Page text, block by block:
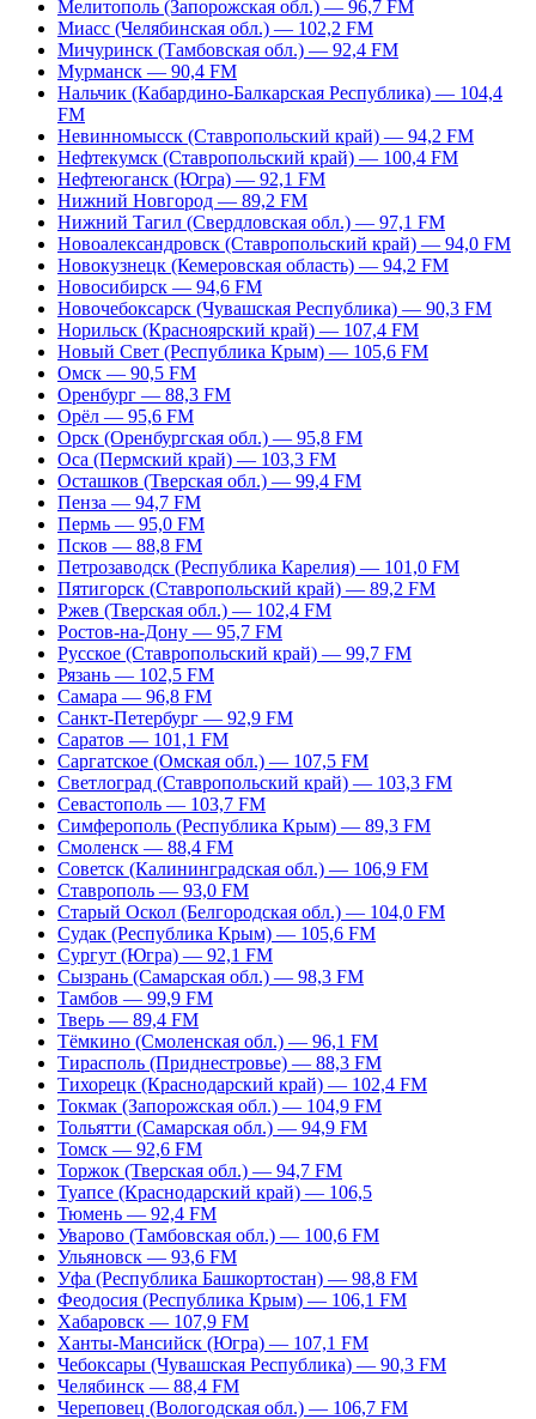
Мелитополь (Запорожская обл.) — 96,7 FM
Миасс (Челябинская обл.) — 102,2 FM
Мичуринск (Тамбовская обл.) — 92,4 FM
Мурманск — 90,4 FM
Нальчик (Кабардино-Балкарская Республика) — 104,4
FM
Невинномысск (Ставропольский край) — 94,2 FM
Нефтекумск (Ставропольский край) — 100,4 FM
Нефтеюганск (Югра) — 92,1 FM
Нижний Новгород — 89,2 FM
Нижний Тагил (Свердловская обл.) — 97,1 FM
Новоалександровск (Ставропольский край) — 94,0 FM
Новокузнецк (Кемеровская область) — 94,2 FM
Новосибирск — 94,6 FM
Новочебоксарск (Чувашская Республика) — 90,3 FM
Норильск (Красноярский край) — 107,4 FM
Новый Свет (Республика Крым) — 105,6 FM
Омск — 90,5 FM
Оренбург — 88,3 FM
Орёл — 95,6 FM
Орск (Оренбургская обл.) — 95,8 FM
Оса (Пермский край) — 103,3 FM
Осташков (Тверская обл.) — 99,4 FM
Пенза — 94,7 FM
Пермь — 95,0 FM
Псков — 88,8 FM
Петрозаводск (Республика Карелия) — 101,0 FM
Пятигорск (Ставропольский край) — 89,2 FM
Ржев (Тверская обл.) — 102,4 FM
Ростов-на-Дону — 95,7 FM
Русское (Ставропольский край) — 99,7 FM
Рязань — 102,5 FM
Самара — 96,8 FM
Санкт-Петербург — 92,9 FM
Саратов — 101,1 FM
Саргатское (Омская обл.) — 107,5 FM
Светлоград (Ставропольский край) — 103,3 FM
Севастополь — 103,7 FM
Симферополь (Республика Крым) — 89,3 FM
Смоленск — 88,4 FM
Советск (Калининградская обл.) — 106,9 FM
Ставрополь — 93,0 FM
Старый Оскол (Белгородская обл.) — 104,0 FM
Судак (Республика Крым) — 105,6 FM
Сургут (Югра) — 92,1 FM
Сызрань (Самарская обл.) — 98,3 FM
Тамбов — 99,9 FM
Тверь — 89,4 FM
Тёмкино (Смоленская обл.) — 96,1 FM
Тирасполь (Приднестровье) — 88,3 FM
Тихорецк (Краснодарский край) — 102,4 FM
Токмак (Запорожская обл.) — 104,9 FM
Тольятти (Самарская обл.) — 94,9 FM
Томск — 92,6 FM
Торжок (Тверская обл.) — 94,7 FM
Туапсе (Краснодарский край) — 106,5
Тюмень — 92,4 FM
Уварово (Тамбовская обл.) — 100,6 FM
Ульяновск — 93,6 FM
Уфа (Республика Башкортостан) — 98,8 FM
Феодосия (Республика Крым) — 106,1 FM
Хабаровск — 107,9 FM
Ханты-Мансийск (Югра) — 107,1 FM
Чебоксары (Чувашская Республика) — 90,3 FM
Челябинск — 88,4 FM
Череповец (Вологодская обл.) — 106,7 FM